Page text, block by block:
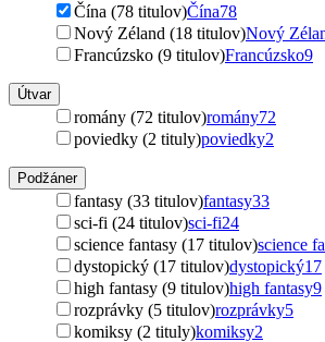
Čína (78 titulov)Čína78
Nový Zéland (18 titulov)Nový
Francúzsko (9 titulov)Francúzsko9
Útvar
romány (72 titulov)romány72
poviedky (2 tituly)poviedky2
Podžáner
fantasy (33 titulov)fantasy33
sci-fi (24 titulov)sci-fi24
science fantasy (17 titulov)science
dystopický (17 titulov)dystopický17
high fantasy (9 titulov)high fantasy9
rozprávky (5 titulov)rozprávky5
komiksy (2 tituly)komiksy2